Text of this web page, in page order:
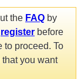
the FAQ by
register before
to proceed. To
you want